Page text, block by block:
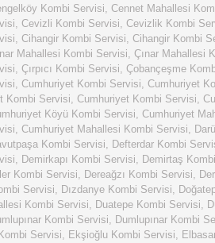
Kombi Servisi, Cennet Mahallesi
, Cevizli Kombi Servisi, Cevizlik Kombi
, Cihangir Kombi Servisi, Cihangir Kombi
Mahallesi Kombi Servisi, Çınar Mahallesi
, Çırpıcı Kombi Servisi, Çobançeşme
, Cumhuriyet Kombi Servisi, Cumhuriyet
Kombi Servisi, Cumhuriyet Kombi Servisi,
Köyü Kombi Servisi, Cumhuriyet
, Cumhuriyet Mahallesi Kombi Servisi,
Kombi Servisi, Defterdar Kombi
, Demirkapı Kombi Servisi, Demirtaş
Kombi Servisi, Dereağzı Kombi Servisi,
Servisi, Dızdanye Kombi Servisi,
Kombi Servisi, Duatepe Kombi Servisi,
Kombi Servisi, Dumlupınar Kombi
Servisi, Ekşioğlu Kombi Servisi,